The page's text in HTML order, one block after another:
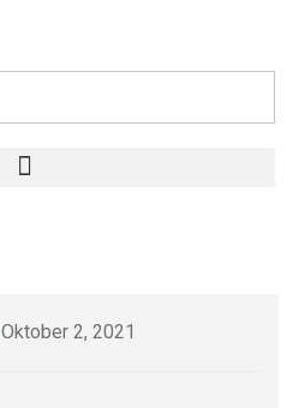
Oktober 2, 2021